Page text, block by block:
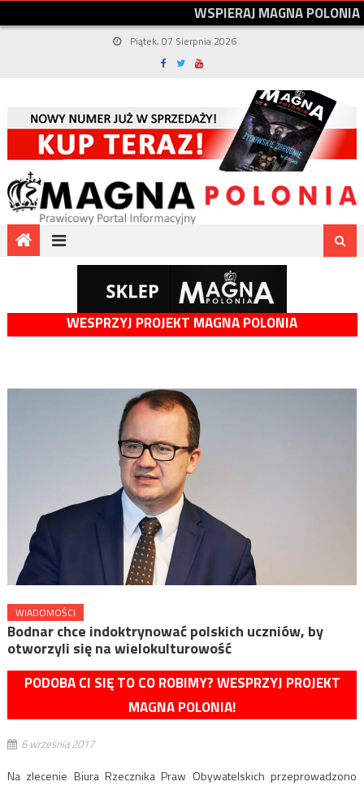
WSPIERAJMAGNAPOLONIA
Piątek, 07 Sierpnia 2026
WESPRZYJ PROJEKT MAGNA POLONIA
WIADOMOŚCI
Bodnar chce indoktrynować polskich uczniów, by
otworzyli się na wielokulturowość
PODOBA CI SIĘ TO CO ROBIMY? WESPRZYJ PROJEKT
MAGNA POLONIA!
6 września 2017
Na zlecenie Biura Rzecznika Praw Obywatelskich przeprowadzono